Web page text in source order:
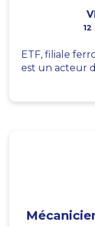
ETF, filiale
est un acteur